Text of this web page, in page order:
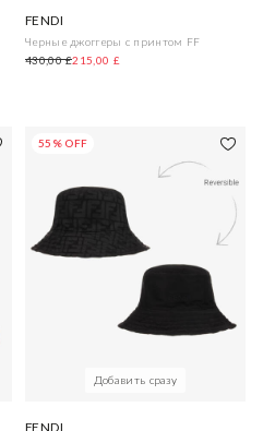
FENDI
Черные джоггеры с принтом FF
430,00 £215,00 £
55% OFF
Добавить сразу
FENDI